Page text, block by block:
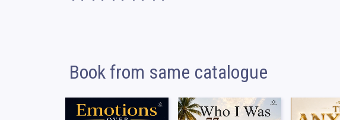
Book from same catalogue